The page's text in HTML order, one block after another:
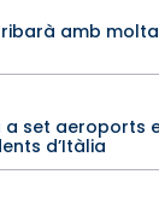
amb
a set aeroports
d’Itàlia